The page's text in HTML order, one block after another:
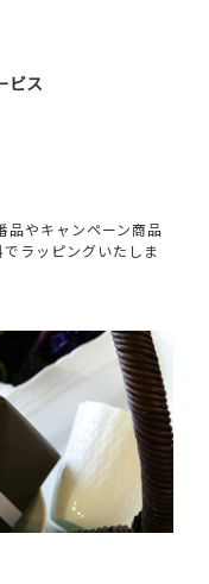
ビス
品やキャンペーン商品
でラッピングいたしま